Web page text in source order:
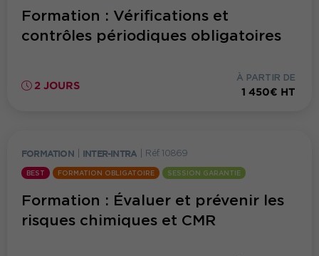
Formation : Vérifications et
contrôles périodiques obligatoires
2 JOURS
À PARTIR DE
1 450€ HT
FORMATION INTER-INTRA Réf. 10869
BEST FORMATION OBLIGATOIRE SESSION GARANTIE
Formation : Évaluer et prévenir les
risques chimiques et CMR